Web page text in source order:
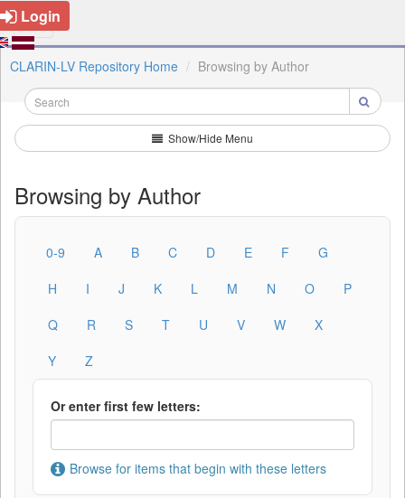
Login
CLARIN-LV Repository Home Browsing by Author
Show/Hide Menu
Browsing by Author
0-9 A B C D E F
G
H
I J K L M N O
P
Q
R S T U V W
X
Y
Z
Or enter first few letters:
Browse for items that begin with these letters